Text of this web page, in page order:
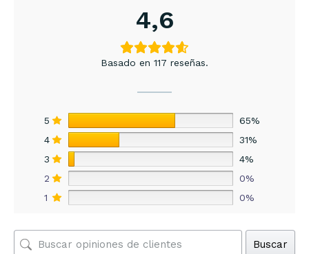
4,6
Basado en 117 reseñas.
5
65%
4
31%
3
4%
2
0%
1
0%
Buscar